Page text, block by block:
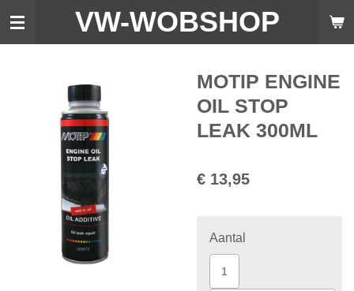
Ga
hoofdinhoud
VW-WOBSHOP
MOTIP ENGINE
OIL STOP
LEAK 300ML
€ 13,95
Aantal
1